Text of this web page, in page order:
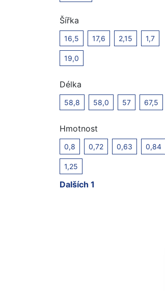
Šířka
16,5 17,6 2,15 1,7
19,0
Délka
58,8 58,0 57 67,5
Hmotnost
0,8 0,72 0,63 0,84
1,25
Dalších 1